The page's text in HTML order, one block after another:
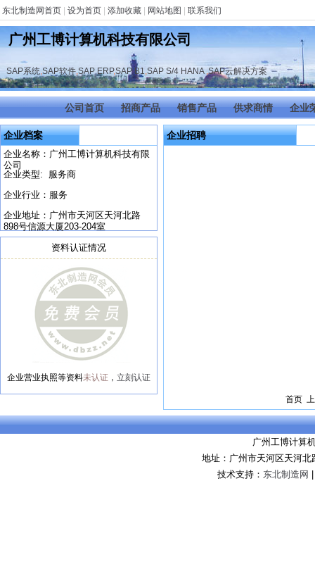
东北制造网首页 设为首页 添加收藏 网站地图 联系我们
广州工博计算机科技有限公司
SAP系统,SAP软件,SAP ERP,SAP B1,SAP S/4 HANA,SAP云解决方案
公司首页 招商产品 销售产品 供求商情 企业
企业档案
企业名称：广州工博计算机科技有限
公司
企业类型: 服务商
企业行业：服务
企业地址：广州市天河区天河北路
898号信源大厦203-204室
资料认证情况
企业营业执照等资料未认证 ， 立刻认证
企业招聘
首页
广州工博计算
地址：广州市天河区天河北
技术支持： 东北制造网